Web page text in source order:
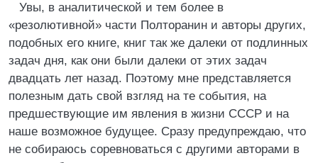
Увы, в аналитической и тем более в
«резолютивной» части Полторанин и авторы других,
подобных его книге, книг так же далеки от подлинных
задач дня, как они были далеки от этих задач
двадцать лет назад. Поэтому мне представляется
полезным дать свой взгляд на те события, на
предшествующие им явления в жизни СССР и на
наше возможное будущее. Сразу предупреждаю, что
не собираюсь соревноваться с другими авторами в